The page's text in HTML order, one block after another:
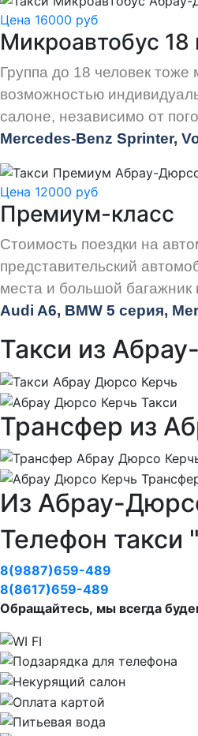
Цена 16000 руб
Микроавтобус 18
Группа до 18 человек
возможностью
салоне, независимо от
Mercedes-Benz Sprinter,
Цена 12000 руб
Премиум-класс
Стоимость поездки на
представительский
места и большой багажник
Audi A6, BMW 5 серия,
Такси из
Трансфер из
Из Абрау-
Телефон
8(9887)659-489
8(8617)659-489
Обращайтесь, мы всегда